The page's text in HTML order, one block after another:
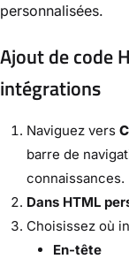
personnalisées.
Ajout de code
intégrations
Naviguez vers
barre de
connaissances.
Dans HTML
Choisissez où
En-tête